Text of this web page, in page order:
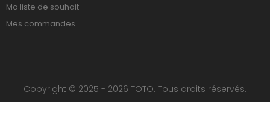
Ma liste de souhait
Mes commandes
Copyright © 2025 - 2026 TOTO. Tous droits réservés.